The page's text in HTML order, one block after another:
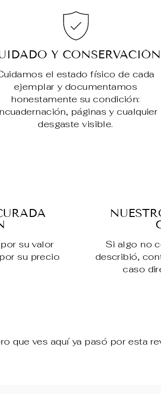
Y CONSERVACIÓN
el estado físico de cada
ejemplar y documentamos
honestamente su condición:
páginas y cualquier
desgaste visible.
su valor
su precio
Si algo no
describió,
caso
que ves aquí ya pasó por esta